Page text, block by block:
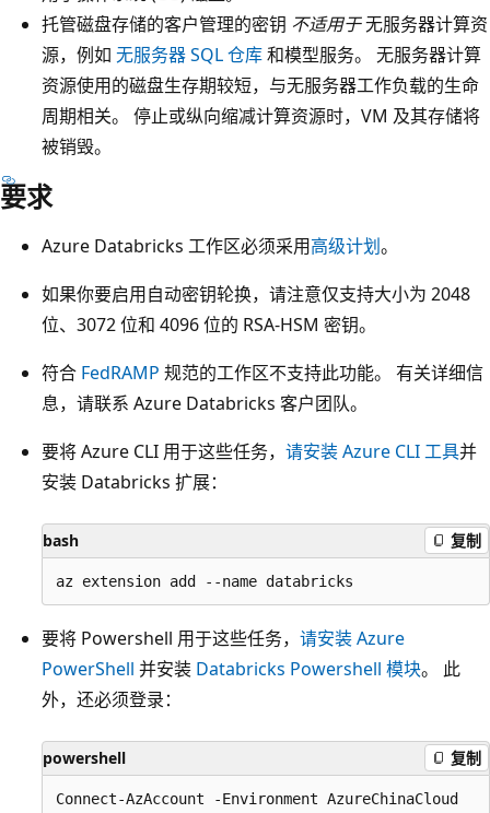
托管磁盘存储的客户管理的密钥 不适用于无服务器计算资
源，例如 无服务器 SQL 仓库和模型服务。 无服务器计算
资源使用的磁盘生存期较短，与无服务器工作负载的生命
周期相关。 停止或纵向缩减计算资源时，VM 及其存储将
被销毁。
要求
Azure Databricks 工作区必须采用高级计划。
如果你要启用自动密钥轮换，请注意仅支持大小为 2048
位、3072 位和 4096 位的 RSA-HSM 密钥。
符合 FedRAMP 规范的工作区不支持此功能。 有关详细信
息，请联系 Azure Databricks 客户团队。
要将 Azure CLI 用于这些任务， 请安装 Azure CLI 工具并
安装 Databricks 扩展：
bash 复制
要将 Powershell 用于这些任务， 请安装 Azure
PowerShell 并安装 Databricks Powershell 模块。 此
外，还必须登录：
powershell 复制